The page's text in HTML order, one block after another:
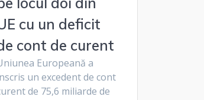
cu un deficit
cont de curent
Europeană a
un excedent de cont
de 75,6 miliarde de